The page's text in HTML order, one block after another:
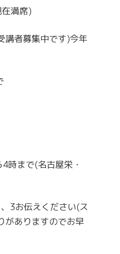
満席)
者募集中です)今年
時まで(名古屋栄・
3お伝えください(ス
がありますのでお早